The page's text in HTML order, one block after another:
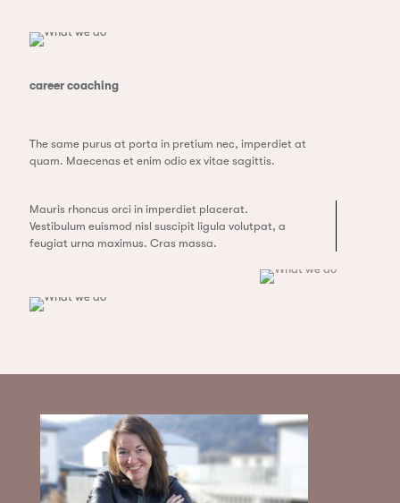
career coaching
The same purus at porta in pretium nec, imperdiet at
quam. Maecenas et enim odio ex vitae sagittis.
Mauris rhoncus orci in imperdiet placerat.
Vestibulum euismod nisl suscipit ligula volutpat, a
feugiat urna maximus. Cras massa.